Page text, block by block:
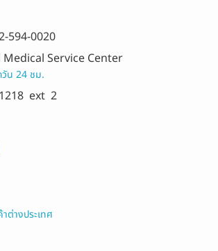
594-0020
Service Center
น 24 ชม.
1218 ext 2
ต่างประเทศ